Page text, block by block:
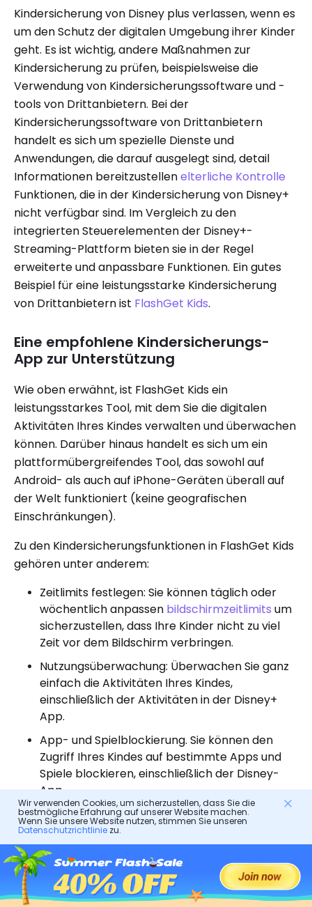
Kindersicherung von Disney plus verlassen, wenn es
um den Schutz der digitalen Umgebung ihrer Kinder
geht. Es ist wichtig, andere Maßnahmen zur
Kindersicherung zu prüfen, beispielsweise die
Verwendung von Kindersicherungssoftware und -
tools von Drittanbietern. Bei der
Kindersicherungssoftware von Drittanbietern
handelt es sich um spezielle Dienste und
Anwendungen, die darauf ausgelegt sind, detail
Informationen bereitzustellenelterliche Kontrolle
Funktionen, die in der Kindersicherung von Disney+
nicht verfügbar sind. Im Vergleich zu den
integrierten Steuerelementen der Disney+-
Streaming-Plattform bieten sie in der Regel
erweiterte und anpassbare Funktionen. Ein gutes
Beispiel für eine leistungsstarke Kindersicherung
von Drittanbietern ist FlashGet Kids.
Eine empfohlene Kindersicherungs-
App zur Unterstützung
Wie oben erwähnt, ist FlashGet Kids ein
leistungsstarkes Tool, mit dem Sie die digitalen
Aktivitäten Ihres Kindes verwalten und überwachen
können. Darüber hinaus handelt es sich um ein
plattformübergreifendes Tool, das sowohl auf
Android- als auch auf iPhone-Geräten überall auf
der Welt funktioniert (keine geografischen
Einschränkungen).
Zu den Kindersicherungsfunktionen in FlashGet Kids
gehören unter anderem:
Zeitlimits festlegen: Sie können täglich oder
wöchentlich anpassen bildschirmzeitlimits um
sicherzustellen, dass Ihre Kinder nicht zu viel
Zeit vor dem Bildschirm verbringen.
Nutzungsüberwachung: Überwachen Sie ganz
einfach die Aktivitäten Ihres Kindes,
einschließlich der Aktivitäten in der Disney+
App.
App- und Spielblockierung. Sie können den
Zugriff Ihres Kindes auf bestimmte Apps und
Spiele blockieren, einschließlich der Disney-
App.
Fernverwaltung: Mit dieser Funktion können Sie
unter anderem die Geräteaktivitäten Ihres
Kindes aus der Ferne verwalten, Geräusche in
der Umgebung Ihres Kindes hören und seine
Kamera aus der Ferne verwenden, um zu
sehen, was um es herum passiert.
Wir verwenden Cookies, um sicherzustellen, dass Sie die
bestmögliche Erfahrung auf unserer Website machen.
Wenn Sie unsere Website nutzen, stimmen Sie unseren
Datenschutzrichtliniezu.